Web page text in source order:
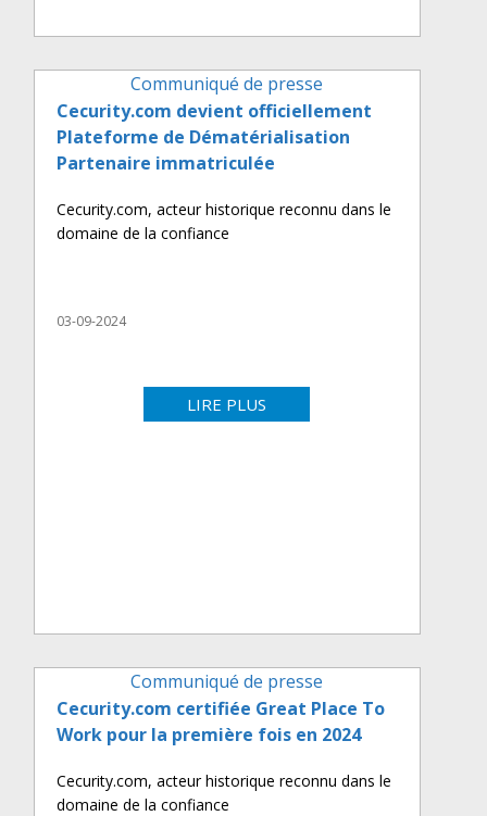
Communiqué de presse
Cecurity.com devient officiellement
Plateforme de Dématérialisation
Partenaire immatriculée
Cecurity.com, acteur historique reconnu dans le
domaine de la confiance
03-09-2024
LIRE PLUS
Communiqué de presse
Cecurity.com certifiée Great Place To
Work pour la première fois en 2024
Cecurity.com, acteur historique reconnu dans le
domaine de la confiance